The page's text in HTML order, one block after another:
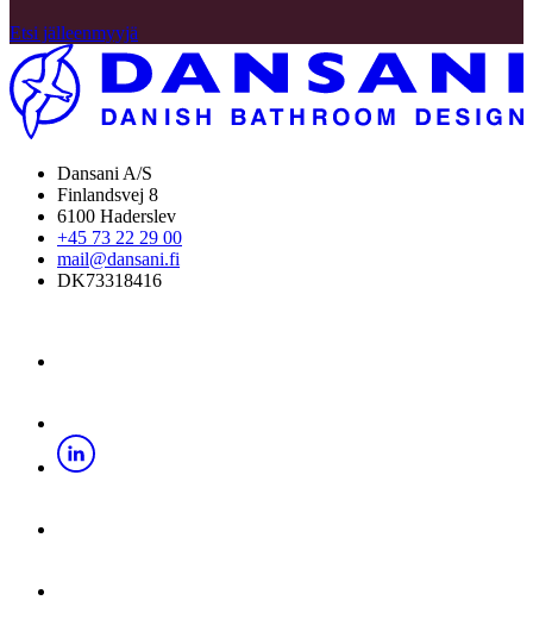
Etsi jälleenmyyjä
Dansani A/S
Finlandsvej 8
6100 Haderslev
+45 73 22 29 00
mail@dansani.fi
DK73318416